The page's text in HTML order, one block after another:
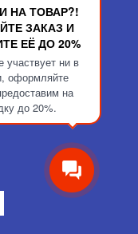
НА ТОВАР?!
ЗАКАЗ И
ЕЁ ДО 20%
участвует ни в
оформляйте
на
до 20%.
66
Маклая,